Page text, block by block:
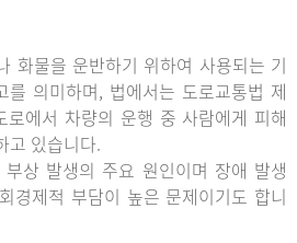
화물을 운반하기 위하여 사용되는 기
를 의미하며, 법에서는 도로교통법 제
에서 차량의 운행 중 사람에게 피해
고 있습니다.
상 발생의 주요 원인이며 장애 발생
경제적 부담이 높은 문제이기도 합니